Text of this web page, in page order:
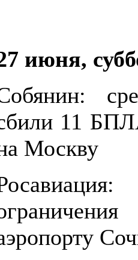
июня,
11
Москву